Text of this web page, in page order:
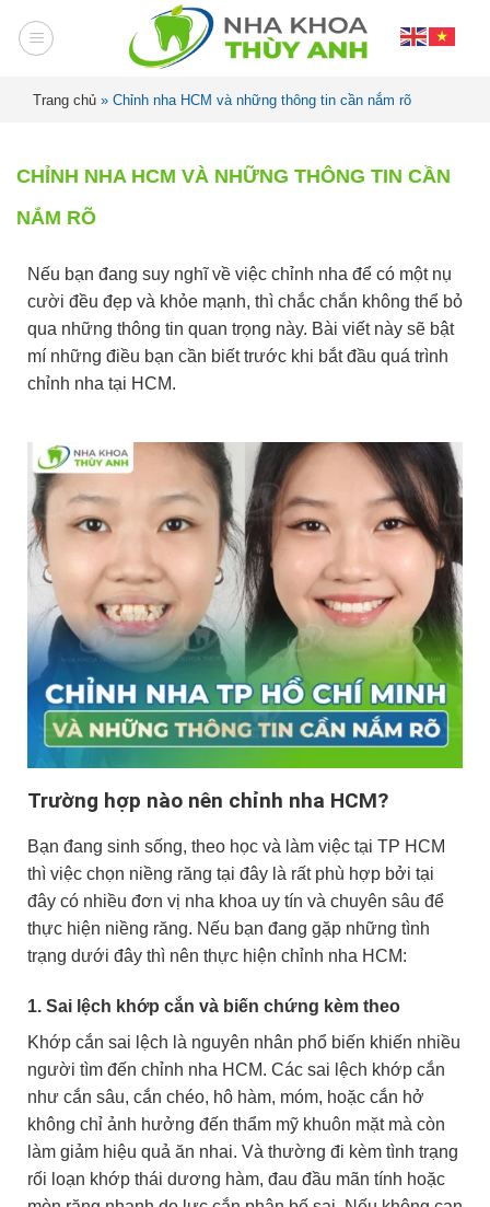
Trang chủ » Chỉnh nha HCM và những thông tin cần nắm rõ
CHỈNH NHA HCM VÀ NHỮNG THÔNG TIN CẦN
NẮM RÕ
Nếu bạn đang suy nghĩ về việc chỉnh nha để có một nụ
cười đều đẹp và khỏe mạnh, thì chắc chắn không thể bỏ
qua những thông tin quan trọng này. Bài viết này sẽ bật
mí những điều bạn cần biết trước khi bắt đầu quá trình
chỉnh nha tại HCM.
Trường hợp nào nên chỉnh nha HCM?
Bạn đang sinh sống, theo học và làm việc tại TP HCM
thì việc chọn niềng răng tại đây là rất phù hợp bởi tại
đây có nhiều đơn vị nha khoa uy tín và chuyên sâu để
thực hiện niềng răng. Nếu bạn đang gặp những tình
trạng dưới đây thì nên thực hiện chỉnh nha HCM:
1. Sai lệch khớp cắn và biến chứng kèm theo
Khớp cắn sai lệch là nguyên nhân phổ biến khiến nhiều
người tìm đến chỉnh nha HCM. Các sai lệch khớp cắn
như cắn sâu, cắn chéo, hô hàm, móm, hoặc cắn hở
không chỉ ảnh hưởng đến thẩm mỹ khuôn mặt mà còn
làm giảm hiệu quả ăn nhai. Và thường đi kèm tình trạng
rối loạn khớp thái dương hàm, đau đầu mãn tính hoặc